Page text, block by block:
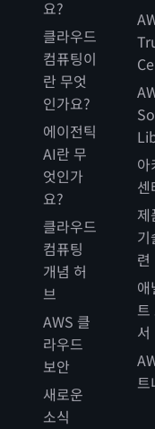
요?
클라우드
컴퓨팅이
란 무엇
인가요?
에이전틱
AI란 무
엇인가
요?
클라우드
컴퓨팅
개념 허
브
AWS 클
라우드
보안
새로운
소식
아
센
제
기
련
애
트
서
트